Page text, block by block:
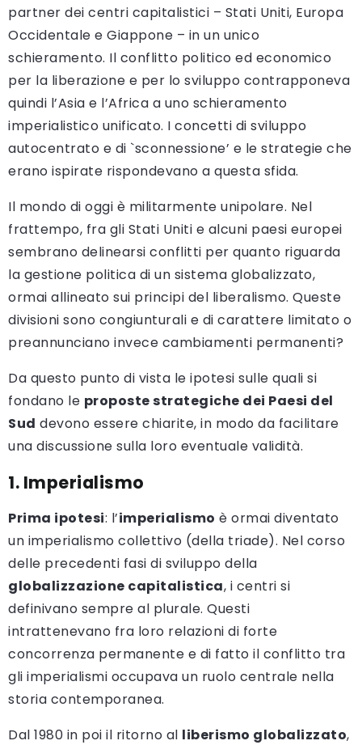
partner dei centri capitalistici – Stati Uniti, Europa
Occidentale e Giappone – in un unico
schieramento. Il conflitto politico ed economico
per la liberazione e per lo sviluppo contrapponeva
quindi l’Asia e l’Africa a uno schieramento
imperialistico unificato. I concetti di sviluppo
autocentrato e di `sconnessione’ e le strategie che
erano ispirate rispondevano a questa sfida.
Il mondo di oggi è militarmente unipolare. Nel
frattempo, fra gli Stati Uniti e alcuni paesi europei
sembrano delinearsi conflitti per quanto riguarda
la gestione politica di un sistema globalizzato,
ormai allineato sui principi del liberalismo. Queste
divisioni sono congiunturali e di carattere limitato o
preannunciano invece cambiamenti permanenti?
Da questo punto di vista le ipotesi sulle quali si
fondano le proposte strategiche dei Paesi del
Sud devono essere chiarite, in modo da facilitare
una discussione sulla loro eventuale validità.
1. Imperialismo
Prima ipotesi: l’imperialismo è ormai diventato
un imperialismo collettivo (della triade). Nel corso
delle precedenti fasi di sviluppo della
globalizzazione capitalistica, i centri si
definivano sempre al plurale. Questi
intrattenevano fra loro relazioni di forte
concorrenza permanente e di fatto il conflitto tra
gli imperialismi occupava un ruolo centrale nella
storia contemporanea.
Dal 1980 in poi il ritorno al liberismo globalizzato,